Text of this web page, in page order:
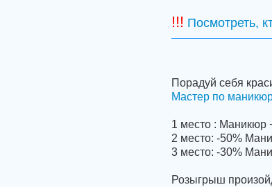
!!! Посмотреть,
Порадуй себя
Мастер по
1 место : Маникюр
2 место: -50%
3 место: -30%
Розыгрыш